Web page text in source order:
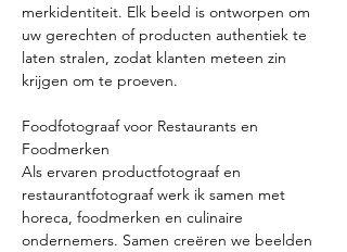
merkidentiteit. Elk beeld is ontworpen om
uw gerechten of producten authentiek te
laten stralen, zodat klanten meteen zin
krijgen om te proeven.
Foodfotograaf voor Restaurants en
Foodmerken
Als ervaren productfotograaf en
restaurantfotograaf werk ik samen met
horeca, foodmerken en culinaire
ondernemers. Samen creëren we beelden